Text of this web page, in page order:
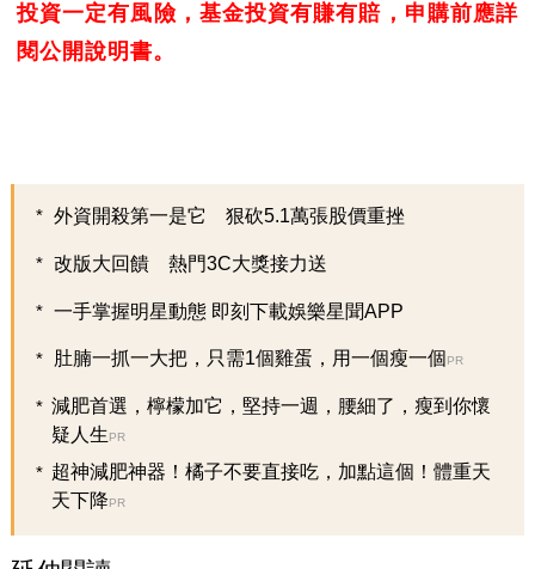
投資一定有風險，基金投資有賺有賠，申購前應詳
閱公開說明書。
外資開殺第一是它 狠砍5.1萬張股價重挫
改版大回饋 熱門3C大獎接力送
一手掌握明星動態 即刻下載娛樂星聞APP
肚腩一抓一大把，只需1個雞蛋，用一個瘦一個PR
減肥首選，檸檬加它，堅持一週，腰細了，瘦到你懷
疑人生PR
超神減肥神器！橘子不要直接吃，加點這個！體重天
天下降PR